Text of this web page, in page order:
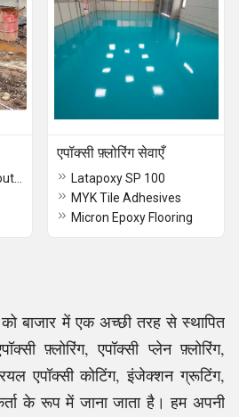
एपॉक्सी फ़्लोरिंग सेवाएँ
Latapoxy SP 100
MYK Tile Adhesives
Micron Epoxy Flooring
बाजार में एक अच्छी तरह से स्थापित
फ़्लोरिंग, एपॉक्सी प्लेन फ़्लोरिंग,
एपॉक्सी कोटिंग, इंजेक्शन ग्रूटिंग,
के रूप में जाना जाता है। हम अपनी